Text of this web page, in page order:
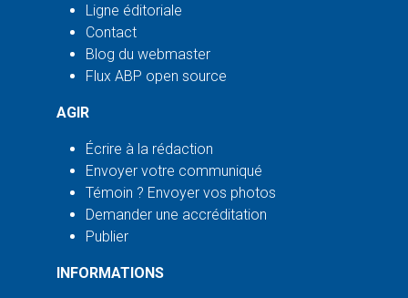
Ligne éditoriale
Contact
Blog du webmaster
Flux ABP open source
AGIR
Écrire à la rédaction
Envoyer votre communiqué
Témoin ? Envoyer vos photos
Demander une accréditation
Publier
INFORMATIONS